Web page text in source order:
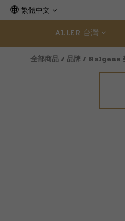
繁體中文
ALLER 台灣
全部商品 / 品牌 / Nalgene